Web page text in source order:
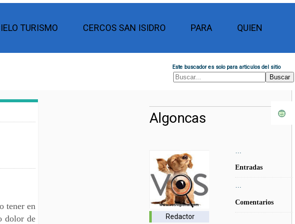
TURISMO CERCOS SAN ISIDRO PARA QUIEN
Este buscador es solo para articulos del sitio
tener en
dolor de
Algoncas
Redactor
Entradas
…
Comentarios